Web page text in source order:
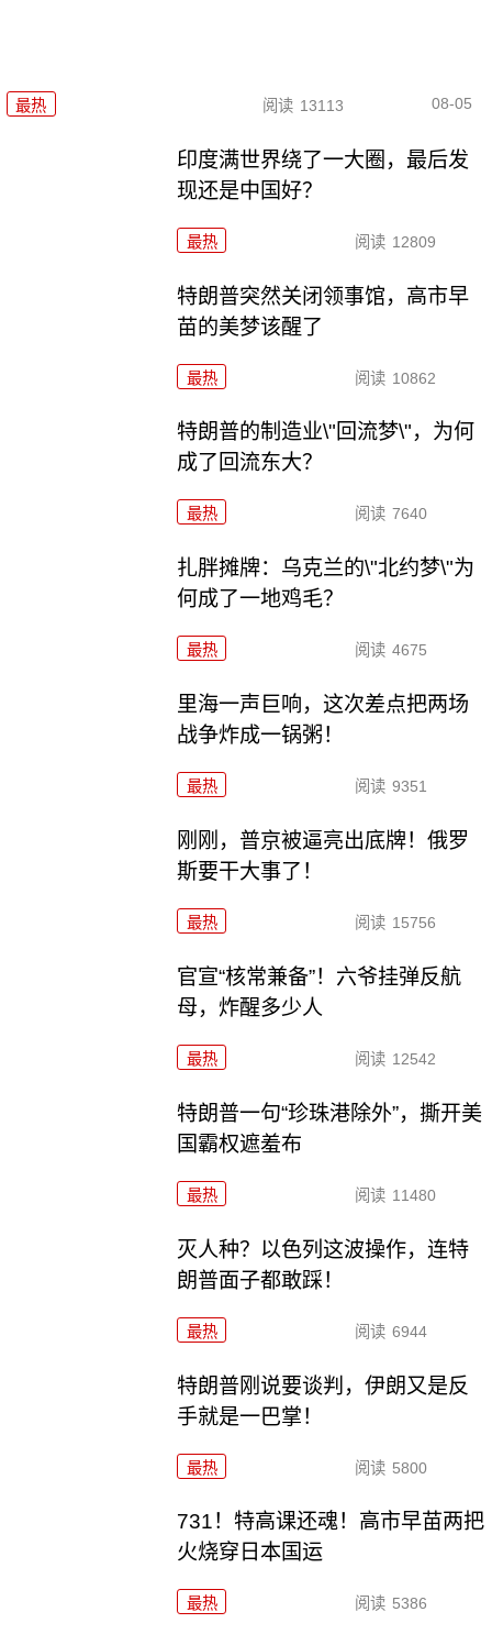
最热 阅读 13113 08-05
印度满世界绕了一大圈，最后发
现还是中国好？
最热 阅读 12809
特朗普突然关闭领事馆，高市早
苗的美梦该醒了
最热 阅读 10862
特朗普的制造业\"回流梦\"，为何
成了回流东大？
最热 阅读 7640
扎胖摊牌：乌克兰的\"北约梦\"为
何成了一地鸡毛？
最热 阅读 4675
里海一声巨响，这次差点把两场
战争炸成一锅粥！
最热 阅读 9351
刚刚，普京被逼亮出底牌！俄罗
斯要干大事了！
最热 阅读 15756
官宣“核常兼备”！六爷挂弹反航
母，炸醒多少人
最热 阅读 12542
特朗普一句“珍珠港除外”，撕开美
国霸权遮羞布
最热 阅读 11480
灭人种？以色列这波操作，连特
朗普面子都敢踩！
最热 阅读 6944
特朗普刚说要谈判，伊朗又是反
手就是一巴掌！
最热 阅读 5800
731！特高课还魂！高市早苗两把
火烧穿日本国运
最热 阅读 5386